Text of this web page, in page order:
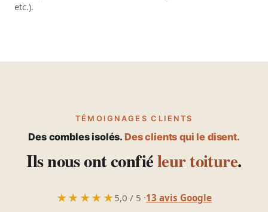
etc.).
TÉMOIGNAGES CLIENTS
Des combles isolés. Des clients qui le disent.
Ils nous ont confiéleur toiture.
★★★★★5,0 / 5 ·13 avis Google